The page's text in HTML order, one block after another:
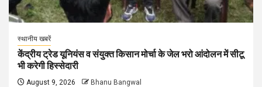
स्थानीय खबरें
केंद्रीय ट्रेड यूनियंस व संयुक्त किसान मोर्चा के जेल भरो आंदोलन में सीटू
भी करेगी हिस्सेदारी
August 9, 2026 Bhanu Bangwal